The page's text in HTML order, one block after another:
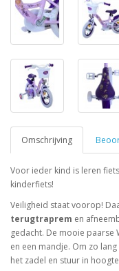
Omschrijving
Voor ieder kind is leren
kinderfiets!
Veiligheid staat voorop!
terugtraprem en
gedacht. De mooie paarse
en een mandje. Om zo
het zadel en stuur in